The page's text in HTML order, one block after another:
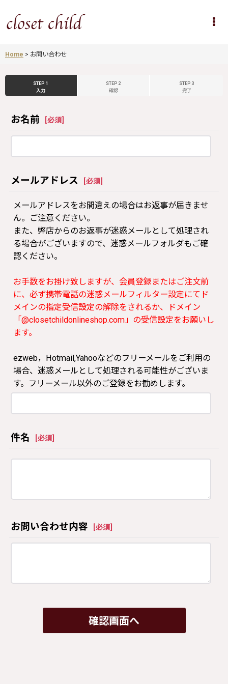
Home > お問い合わせ
STEP 1
入力
STEP 2
確認
STEP 3
完了
お名前 必須
メールアドレス 必須
メールアドレスをお間違えの場合はお返事が届きませ
ん。ご注意ください。
また、弊店からのお返事が迷惑メールとして処理され
る場合がございますので、迷惑メールフォルダもご確
認ください。
お手数をお掛け致しますが、会員登録またはご注文前
に、必ず携帯電話の迷惑メールフィルター設定にてド
メインの指定受信設定の解除をされるか、ドメイン
「@closetchildonlineshop.com」の受信設定をお願いし
ます。
ezweb，Hotmail,Yahooなどのフリーメールをご利用の
場合、迷惑メールとして処理される可能性がございま
す。フリーメール以外のご登録をお勧めします。
件名 必須
お問い合わせ内容 必須
確認画面へ